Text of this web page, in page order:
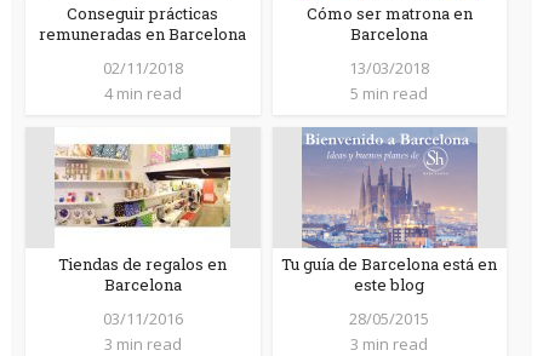
Conseguir prácticas
remuneradas en Barcelona
02/11/2018
4 min read
Cómo ser matrona en
Barcelona
13/03/2018
5 min read
Tiendas de regalos en
Barcelona
03/11/2016
3 min read
Tu guía de Barcelona está en
este blog
28/05/2015
3 min read